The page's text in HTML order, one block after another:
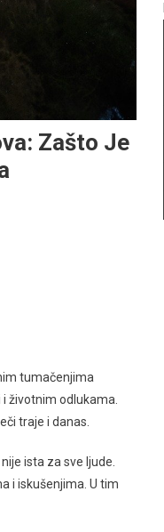
Zašto Je
tumačenjima
životnim odlukama.
traje i danas.
ista za sve ljude.
i iskušenjima. U tim